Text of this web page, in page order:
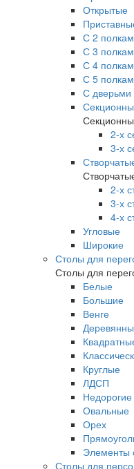
Открытые
С 2
С 3
С 4
С 5
С дверьми
2-х
3-х
2-х
3-х
4-х
Угловые
Широкие
Столы для
Столы для
Белые
Большие
Венге
Круглые
ЛДСП
Недорогие
Овальные
Орех
Элементы
Столы для